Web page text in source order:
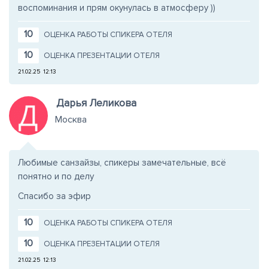
воспоминания и прям окунулась в атмосферу ))
10 ОЦЕНКА РАБОТЫ СПИКЕРА ОТЕЛЯ
10 ОЦЕНКА ПРЕЗЕНТАЦИИ ОТЕЛЯ
12:13
21.02.25
Дарья Леликова
Москва
Любимые санзайзы, спикеры замечательные, всё
понятно и по делу
Спасибо за эфир
10 ОЦЕНКА РАБОТЫ СПИКЕРА ОТЕЛЯ
10 ОЦЕНКА ПРЕЗЕНТАЦИИ ОТЕЛЯ
12:13
21.02.25